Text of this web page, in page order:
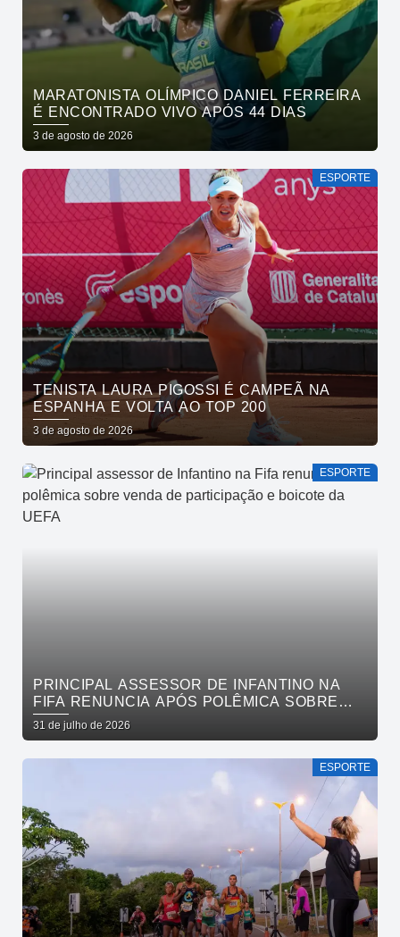
MARATONISTA OLÍMPICO DANIEL FERREIRA
É ENCONTRADO VIVO APÓS 44 DIAS
3 de agosto de 2026
ESPORTE
TENISTA LAURA PIGOSSI É CAMPEÃ NA
ESPANHA E VOLTA AO TOP 200
3 de agosto de 2026
ESPORTE
PRINCIPAL ASSESSOR DE INFANTINO NA
FIFA RENUNCIA APÓS POLÊMICA SOBRE
VENDA DE PARTICIPAÇÃO E BOICOTE DA
UEFA
31 de julho de 2026
ESPORTE